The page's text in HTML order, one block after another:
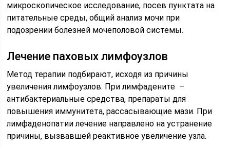
микроскопическое исследование, посев пунктата на
питательные среды, общий анализ мочи при
подозрении болезней мочеполовой системы.
Лечение паховых лимфоузлов
Метод терапии подбирают, исходя из причины
увеличения лимфоузлов. При лимфадените –
антибактериальные средства, препараты для
повышения иммунитета, рассасывающие мази. При
лимфаденопатии лечение направлено на устранение
причины, вызвавшей реактивное увеличение узла.